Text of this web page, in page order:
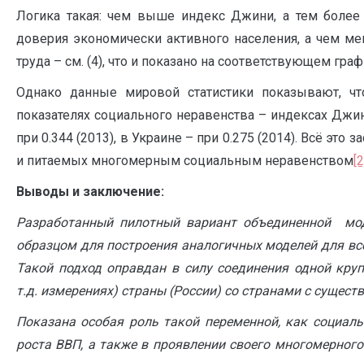
Логика такая: чем выше индекс Джини, а тем
доверия экономически активного населения, а чем
труда – см. (4), что и показано на соответствующем
Однако данные мировой статистики показывают,
показателях социального неравенства – индексах
при 0.344 (2013), в Украине – при 0.275 (2014). Всё это
и питаемых многомерным социальным неравенством
Выводы и заключение:
Разработанный пилотный вариант объединенной
образцом для построения аналогичных моделей для
Такой подход оправдан в силу соединения одной
т.д. измерениях) страны (России) со странами с
Показана особая роль такой переменной, как
роста ВВП, а также в проявлении своего